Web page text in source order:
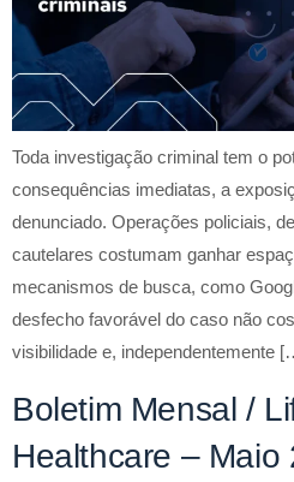
Toda investigação criminal tem o
consequências imediatas, a
denunciado. Operações policiais,
cautelares costumam ganhar
mecanismos de busca, como
desfecho favorável do caso não
visibilidade e, independentemente
Boletim Mensal /
Healthcare – Maio